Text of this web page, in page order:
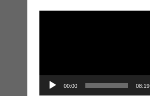
Lecteur
00:00 08:19